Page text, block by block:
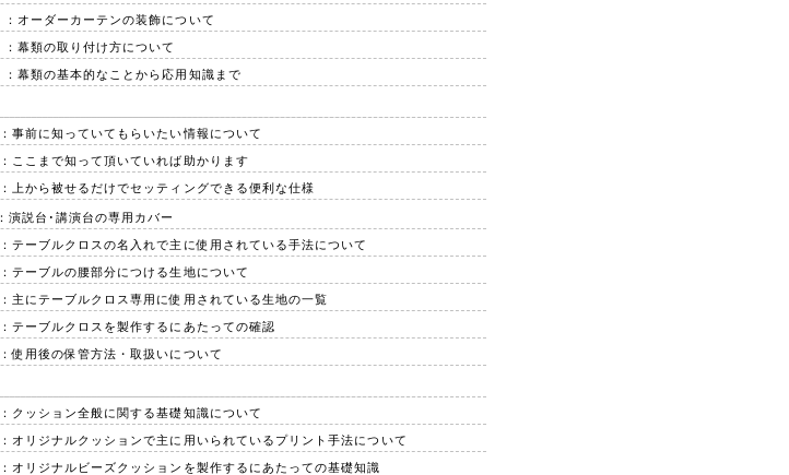
：オーダーカーテンの装飾について
：幕類の取り付け方について
：幕類の基本的なことから応用知識まで
：事前に知っていてもらいたい情報について
：ここまで知って頂いていれば助かります
：上から被せるだけでセッティングできる便利な仕様
：演説台･講演台の専用カバー
：テーブルクロスの名入れで主に使用されている手法について
：テーブルの腰部分につける生地について
：主にテーブルクロス専用に使用されている生地の一覧
：テーブルクロスを製作するにあたっての確認
：使用後の保管方法・取扱いについて
：クッション全般に関する基礎知識について
：オリジナルクッションで主に用いられているプリント手法について
：オリジナルビーズクッションを製作するにあたっての基礎知識